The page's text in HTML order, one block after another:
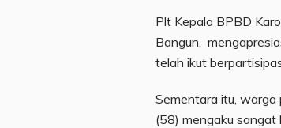
Plt Kepala BPBD
Bangun,
telah ikut
Sementara itu, warga
(58) mengaku